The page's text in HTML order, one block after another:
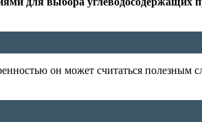
он может считаться